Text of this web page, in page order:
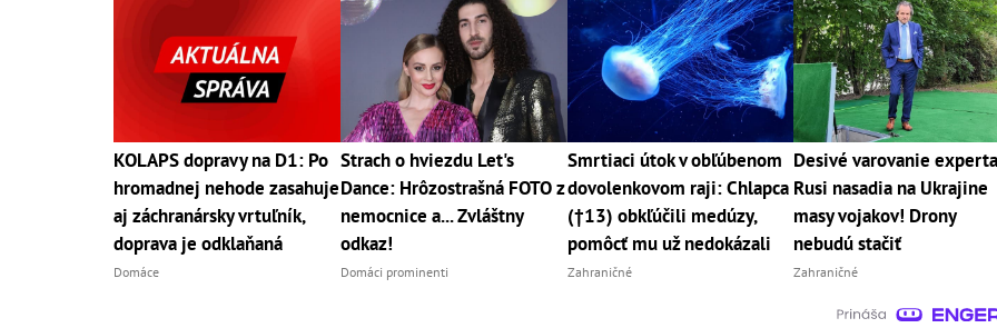
KOLAPS dopravy na D1: Po
hromadnej nehode zasahuje
aj záchranársky vrtuľník,
doprava je odklaňaná
Domáce
Strach o hviezdu Let's
Dance: Hrôzostrašná FOTO z
nemocnice a... Zvláštny
odkaz!
Domáci prominenti
Smrtiaci útok v obľúbenom
dovolenkovom raji: Chlapca
(†13) obkľúčili medúzy,
pomôcť mu už nedokázali
Zahraničné
Desivé varovanie
Rusi nasadia na Ukrajine
masy vojakov! Drony
nebudú stačiť
Zahraničné